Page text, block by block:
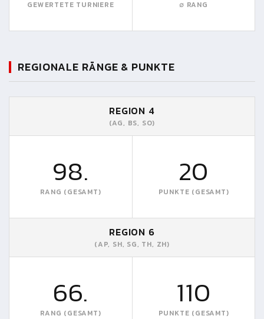
GEWERTETE TURNIERE ∅ RANG
REGIONALE RÄNGE & PUNKTE
REGION 4
(AG, BS, SO)
98.
RANG (GESAMT)
20
PUNKTE (GESAMT)
REGION 6
(AP, SH, SG, TH, ZH)
66.
RANG (GESAMT)
110
PUNKTE (GESAMT)